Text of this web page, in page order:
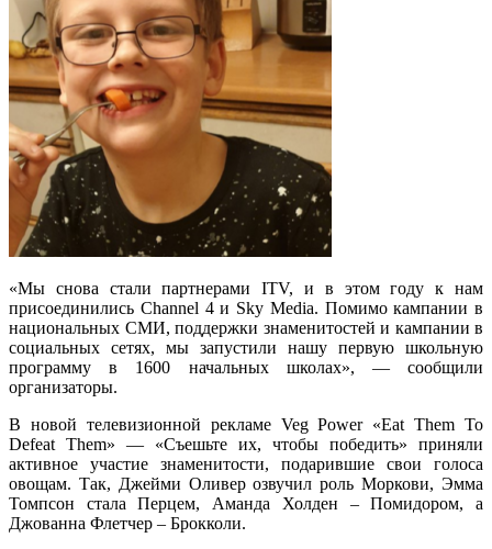
«Мы снова стали партнерами ITV, и в этом году к нам
присоединились Channel 4 и Sky Media. Помимо кампании в
национальных СМИ, поддержки знаменитостей и кампании в
социальных сетях, мы запустили нашу первую школьную
программу в 1600 начальных школах», — сообщили
организаторы.
В новой телевизионной рекламе Veg Power «Eat Them To
Defeat Them» — «Съешьте их, чтобы победить» приняли
активное участие знаменитости, подарившие свои голоса
овощам. Так, Джейми Оливер озвучил роль Моркови, Эмма
Томпсон стала Перцем, Аманда Холден – Помидором, а
Джованна Флетчер – Брокколи.